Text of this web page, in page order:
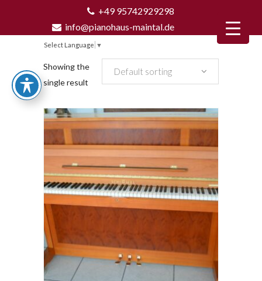
+49 95742929298
info@pianohaus-maintal.de
Select Language ▼
Showing the
single result
Default sorting